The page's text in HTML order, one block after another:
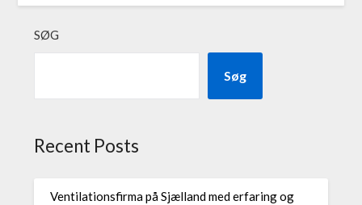
SØG
Søg
Recent Posts
Ventilationsfirma på Sjælland med erfaring og